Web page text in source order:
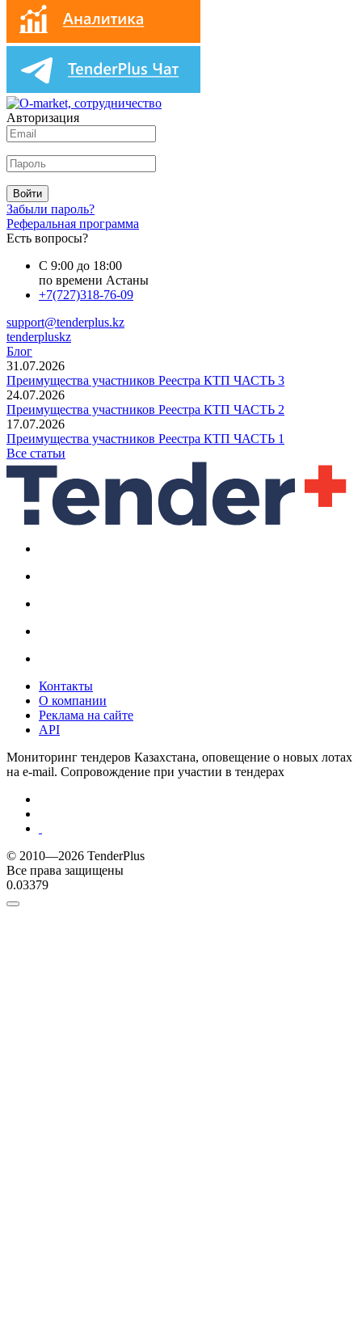
Авторизация
Войти
Забыли пароль?
Реферальная программа
Есть вопросы?
С 9:00 до 18:00
по времени Астаны
+7(727)318-76-09
support@tenderplus.kz
tenderpluskz
Блог
31.07.2026
Преимущества участников Реестра КТП ЧАСТЬ 3
24.07.2026
Преимущества участников Реестра КТП ЧАСТЬ 2
17.07.2026
Преимущества участников Реестра КТП ЧАСТЬ 1
Все статьи
Контакты
О компании
Реклама на сайте
API
Мониторинг тендеров Казахстана, оповещение о новых лотах
на e-mail. Сопровождение при участии в тендерах
© 2010—2026 TenderPlus
Все права защищены
0.03379